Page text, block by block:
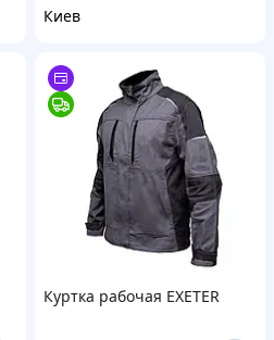
Киев
Куртка рабочая EXETER